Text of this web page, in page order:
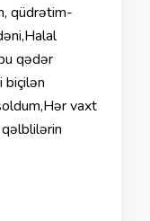
qüdrətim-
qədər
biçilən
vaxt
qəlblilərin